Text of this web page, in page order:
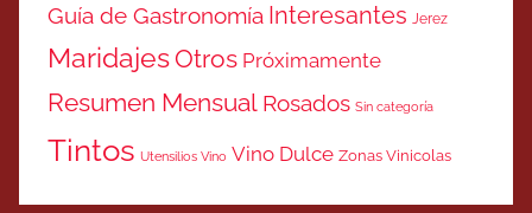
Guía de Gastronomía Interesantes Jerez
MaridajesOtros Próximamente
Resumen Mensual Rosados Sin categoría
Tintos Utensilios Vino Vino Dulce Zonas Vinicolas